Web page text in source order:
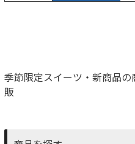
季節限定スイーツ・新商品
販